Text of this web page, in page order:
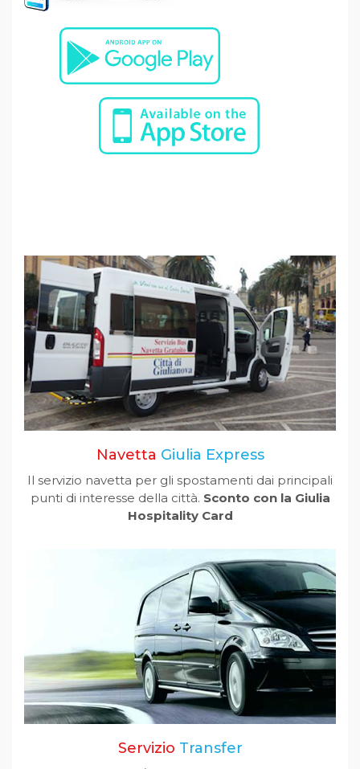
Navetta Giulia Express
Il servizio navetta per gli spostamenti dai principali
punti di interesse della città. Sconto con la Giulia
Hospitality Card
Servizio Transfer